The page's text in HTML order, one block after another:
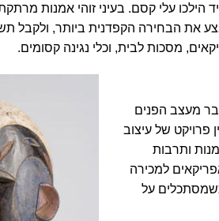
עלי קסם. בעיני זוהי אמנות מרתקת
את הבחירה הקפדנית ביותר, ולקבל
מסכות לבית, וכלי נגינה קסומים.
מעצב הפנים
פרויקט של עיצוב
ותרבות
למכירה
על